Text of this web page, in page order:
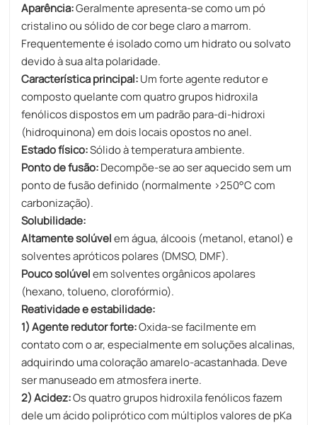
Aparência:Geralmente apresenta-se como um pó
cristalino ou sólido de cor bege claro a marrom.
Frequentemente é isolado como um hidrato ou solvato
devido à sua alta polaridade.
Característica principal:Um forte agente redutor e
composto quelante com quatro grupos hidroxila
fenólicos dispostos em um padrão para-di-hidroxi
(hidroquinona) em dois locais opostos no anel.
Estado físico:Sólido à temperatura ambiente.
Ponto de fusão:Decompõe-se ao ser aquecido sem um
ponto de fusão definido (normalmente >250°C com
carbonização).
Solubilidade:
Altamente solúvelem água, álcoois (metanol, etanol) e
solventes apróticos polares (DMSO, DMF).
Pouco solúvelem solventes orgânicos apolares
(hexano, tolueno, clorofórmio).
Reatividade e estabilidade:
1) Agente redutor forte:Oxida-se facilmente em
contato com o ar, especialmente em soluções alcalinas,
adquirindo uma coloração amarelo-acastanhada. Deve
ser manuseado em atmosfera inerte.
2) Acidez:Os quatro grupos hidroxila fenólicos fazem
dele um ácido poliprótico com múltiplos valores de pKa